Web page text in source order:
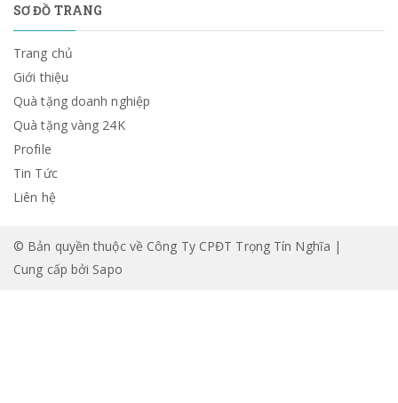
SƠ ĐỒ TRANG
Trang chủ
Giới thiệu
Quà tặng doanh nghiệp
Quà tặng vàng 24K
Profile
Tin Tức
Liên hệ
© Bản quyền thuộc về Công Ty CPĐT Trọng Tín Nghĩa |
Cung cấp bởi Sapo